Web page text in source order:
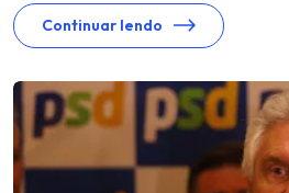
Continuar lendo